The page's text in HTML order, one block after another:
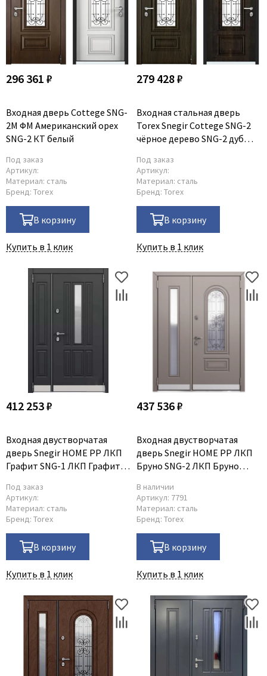
296 361 ₽
Входная дверь Cottege SNG-
2M ФM Американский орех
SNG-2 КТ белый
Под заказ
Артикул:
Материал: сталь
Бренд: Torex
В корзину
Купить в 1 клик
279 428 ₽
Входная стальная дверь
Torex Snegir Cottege SNG-2
чёрное дерево SNG-2 дуб
Под заказ
Артикул:
Материал: сталь
Бренд: Torex
В корзину
Купить в 1 клик
412 253 ₽
Входная двустворчатая
дверь Snegir HOME PP ЛКП
Графит SNG-1 ЛКП Графит
Под заказ
Артикул:
Материал: сталь
Бренд: Torex
В корзину
Купить в 1 клик
437 536 ₽
Входная двустворчатая
дверь Snegir HOME PP ЛКП
Бруно SNG-2 ЛКП Бруно
В наличии
Артикул: 7791
Материал: сталь
Бренд: Torex
В корзину
Купить в 1 клик